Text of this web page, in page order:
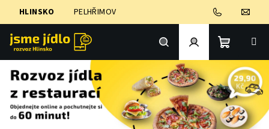
HLINSKO PELHŘIMOV
HledatPřihlášeníNákupní
košík